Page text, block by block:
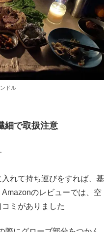
ドル
細で取扱注意
れて持ち運びをすれば、基
のレビューでは、空
ミがありました